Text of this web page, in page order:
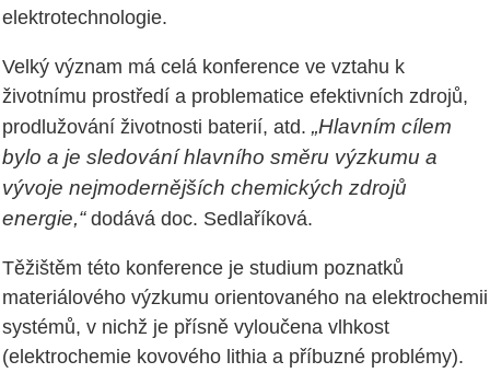
elektrotechnologie.
Velký význam má celá konference ve vztahu k
životnímu prostředí a problematice efektivních zdrojů,
prodlužování životnosti baterií, atd. „Hlavním cílem
bylo a je sledování hlavního směru výzkumu a
vývoje nejmodernějších chemických zdrojů
energie,“dodává doc. Sedlaříková.
Těžištěm této konference je studium poznatků
materiálového výzkumu orientovaného na elektrochemii
systémů, v nichž je přísně vyloučena vlhkost
(elektrochemie kovového lithia a příbuzné problémy).